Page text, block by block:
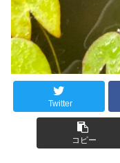
Twitter
コピー